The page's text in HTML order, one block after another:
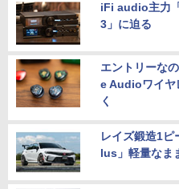
iFi audio主力
3」に迫る
エントリーな
e Audioワイヤ
く
レイズ鍛造1ピ
lus」軽量なま